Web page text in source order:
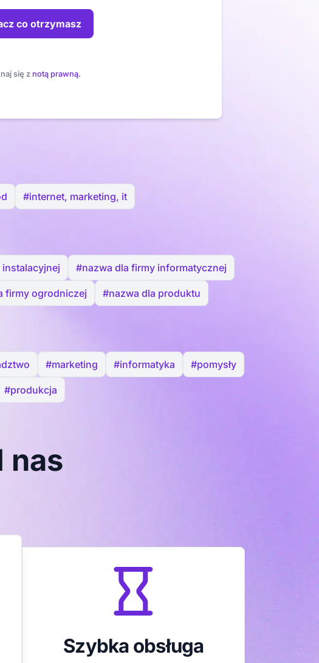
co otrzymasz
się z notą prawną.
#internet, marketing, it
#nazwa dla firmy informatycznej
firmy ogrodniczej #nazwa dla produktu
#marketing #informatyka #pomysły
#produkcja
nas
Szybka obsługa